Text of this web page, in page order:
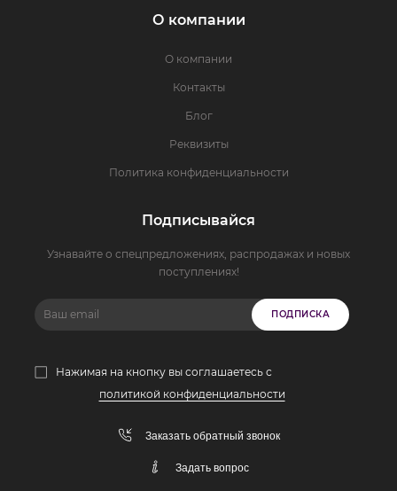
О компании
О компании
Контакты
Блог
Реквизиты
Политика конфиденциальности
Подписывайся
Узнавайте о спецпредложениях, распродажах и новых
поступлениях!
ПОДПИСКА
Нажимая на кнопку вы соглашаетесь с
политикой конфиденциальности
Заказать обратный звонок
Задать вопрос